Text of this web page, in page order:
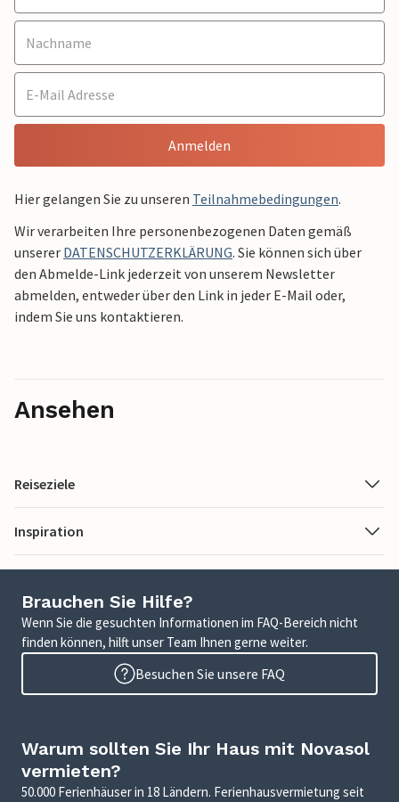
Anmelden
Hier gelangen Sie zu unseren Teilnahmebedingungen.
Wir verarbeiten Ihre personenbezogenen Daten gemäß
unserer DATENSCHUTZERKLÄRUNG. Sie können sich über
den Abmelde-Link jederzeit von unserem Newsletter
abmelden, entweder über den Link in jeder E-Mail oder,
indem Sie uns kontaktieren.
Ansehen
Reiseziele
Inspiration
Brauchen Sie Hilfe?
Wenn Sie die gesuchten Informationen im FAQ-Bereich nicht
finden können, hilft unser Team Ihnen gerne weiter.
Besuchen Sie unsere FAQ
Warum sollten Sie Ihr Haus mit Novasol
vermieten?
50.000 Ferienhäuser in 18 Ländern. Ferienhausvermietung seit